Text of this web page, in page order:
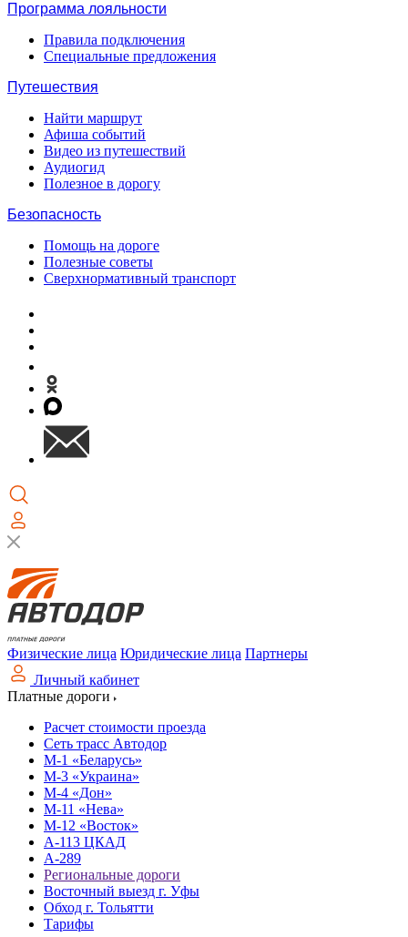
Программа лояльности
Правила подключения
Специальные предложения
Путешествия
Найти маршрут
Афиша событий
Видео из путешествий
Аудиогид
Полезное в дорогу
Безопасность
Помощь на дороге
Полезные советы
Сверхнормативный транспорт
Физические лица Юридические лица Партнеры
Личный кабинет
Платные дороги
Расчет стоимости проезда
Сеть трасс Автодор
М-1 «Беларусь»
М-3 «Украина»
М-4 «Дон»
М-11 «Нева»
М-12 «Восток»
А-113 ЦКАД
А-289
Региональные дороги
Восточный выезд г. Уфы
Обход г. Тольятти
Тарифы